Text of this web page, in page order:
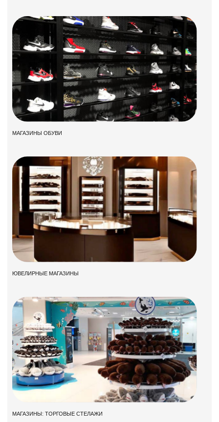
МАГАЗИНЫ ОБУВИ
ЮВЕЛИРНЫЕ МАГАЗИНЫ
МАГАЗИНЫ: ТОРГОВЫЕ СТЕЛАЖИ